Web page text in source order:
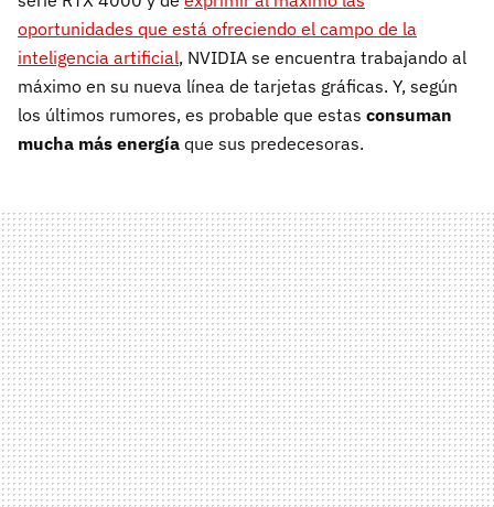
oportunidades que está ofreciendo el campo de la
inteligencia artificial, NVIDIA se encuentra trabajando al
máximo en su nueva línea de tarjetas gráficas. Y, según
los últimos rumores, es probable que estas consuman
mucha más energía que sus predecesoras.